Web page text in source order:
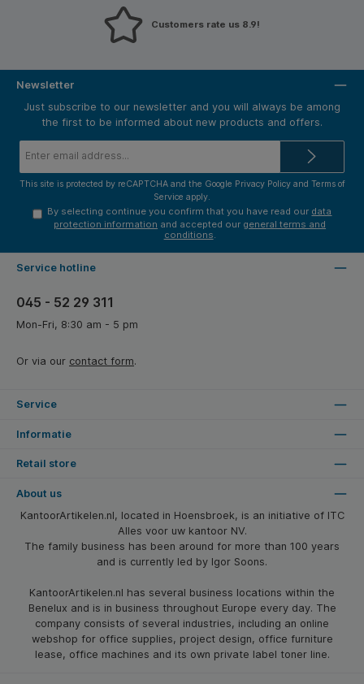
Customers rate us 8.9!
Newsletter
Just subscribe to our newsletter and you will always be among
the first to be informed about new products and offers.
This site is protected by reCAPTCHA and the Google Privacy Policyand Terms of
Service apply.
By selecting continue you confirm that you have read our data
protection information and accepted our general terms and
conditions.
Service hotline
045 - 52 29 311
Mon-Fri, 8:30 am - 5 pm
Or via our contact form.
Service
Informatie
Retail store
About us
KantoorArtikelen.nl, located in Hoensbroek, is an initiative of ITC
Alles voor uw kantoor NV.
The family business has been around for more than 100 years
and is currently led by Igor Soons.
KantoorArtikelen.nl has several business locations within the
Benelux and is in business throughout Europe every day. The
company consists of several industries, including an online
webshop for office supplies, project design, office furniture
lease, office machines and its own private label toner line.